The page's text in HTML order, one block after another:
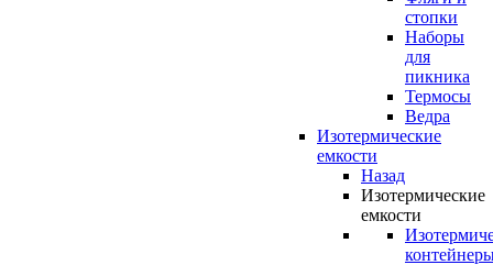
стопки
Наборы
для
пикника
Термосы
Ведра
Изотермические
емкости
Назад
Изотермические
емкости